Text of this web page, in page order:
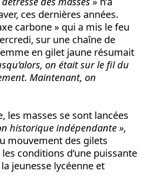
ces dernières années.
carbone » qui a mis le feu
sur une chaîne de
en gilet jaune résumait
on était sur le fil du
Maintenant, on
les masses se sont lancées
historique indépendante »,
mouvement des gilets
conditions d’une puissante
jeunesse lycéenne et